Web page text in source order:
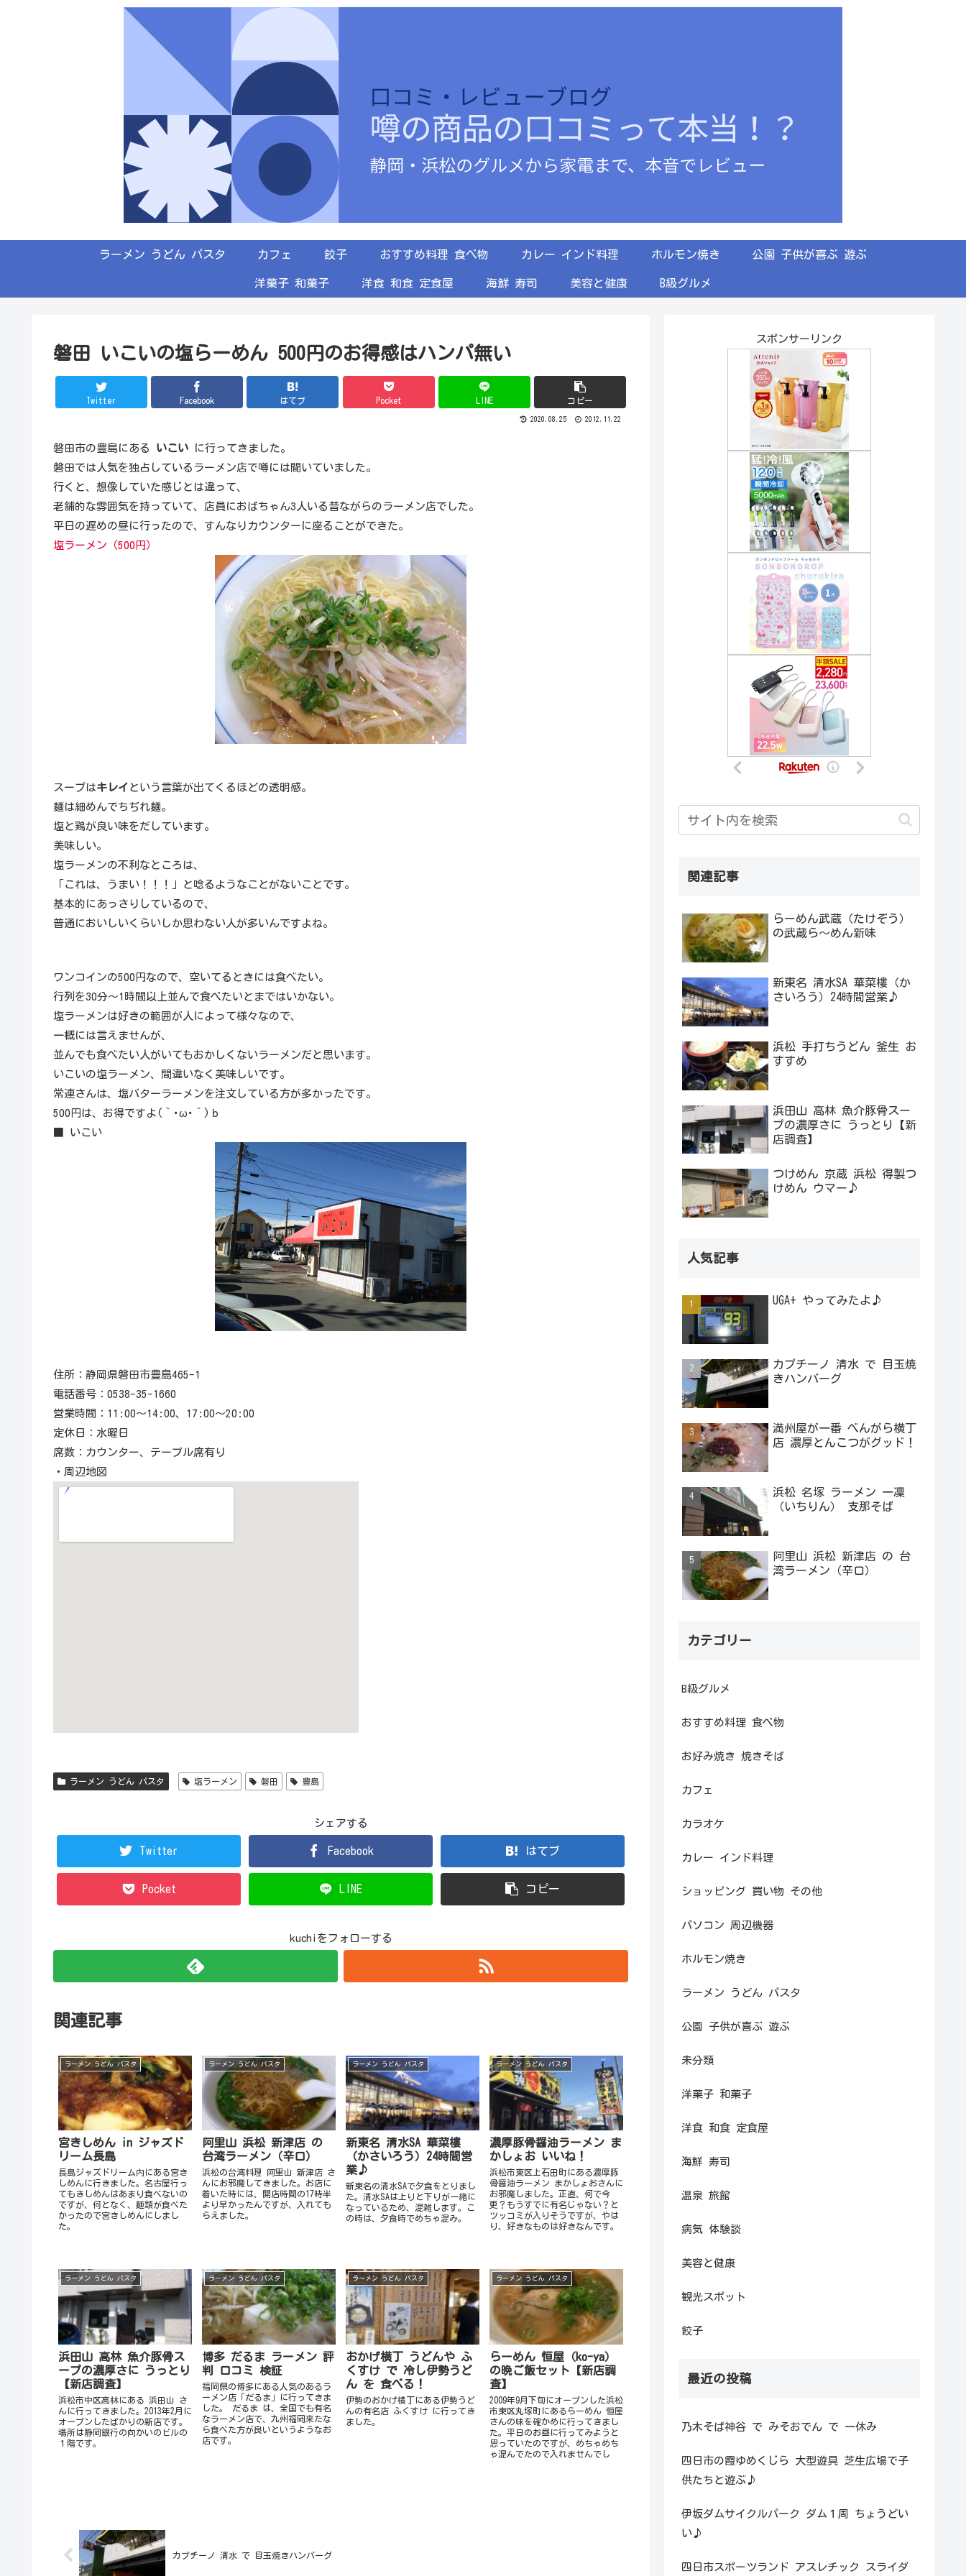
ラーメン うどん パスタ カフェ 餃子 おすすめ料理 食べ物 カレー インド料理 ホルモン焼き 公園 子供が喜ぶ 遊ぶ
洋菓子 和菓子 洋食 和食 定食屋 海鮮 寿司 美容と健康 B級グルメ
磐田 いこいの塩らーめん 500円のお得感はハンパ無い
Twitter Facebook はてブ Pocket LINE コピー
2020.08.25 2012.11.22
磐田市の豊島にある いこい に行ってきました。
磐田では人気を独占しているラーメン店で噂には聞いていました。
行くと、想像していた感じとは違って、
老舗的な雰囲気を持っていて、店員におばちゃん3人いる昔ながらのラーメン店でした。
平日の遅めの昼に行ったので、すんなりカウンターに座ることができた。
塩ラーメン（500円）
スープはキレイ という言葉が出てくるほどの透明感。
麺は細めんでちぢれ麺。
塩と鶏が良い味をだしています。
美味しい。
塩ラーメンの不利なところは、
「これは、うまい！！！」と唸るようなことがないことです。
基本的にあっさりしているので、
普通においしいくらいしか思わない人が多いんですよね。
ワンコインの500円なので、空いてるときには食べたい。
行列を30分～1時間以上並んで食べたいとまではいかない。
塩ラーメンは好きの範囲が人によって様々なので、
一概には言えませんが、
並んでも食べたい人がいてもおかしくないラーメンだと思います。
いこいの塩ラーメン、間違いなく美味しいです。
常連さんは、塩バターラーメンを注文している方が多かったです。
500円は、お得ですよ(｀･ω･´)ｂ
■ いこい
住所：静岡県磐田市豊島465-1
電話番号：0538-35-1660
営業時間：11:00～14:00、17:00～20:00
定休日：水曜日
席数：カウンター、テーブル席有り
・周辺地図
ラーメン うどん パスタ 塩ラーメン 磐田 豊島
シェアする
Twitter Facebook はてブ
Pocket LINE コピー
kuchiをフォローする
関連記事
ラーメン うどん パスタ
宮きしめん in ジャズド
リーム長島
長島ジャズドリーム内にある宮き
しめんに行きました。名古屋行っ
てもきしめんはあまり食べないの
ですが、何となく、麺類が食べた
かったので宮きしめんにしまし
た。
ラーメン うどん パスタ
阿里山 浜松 新津店 の
台湾ラーメン（辛口）
浜松の台湾料理 阿里山 新津店 さ
んにお邪魔してきました。お店に
着いた時には、開店時間の17時半
より早かったんですが、入れても
らえました。
ラーメン うどん パスタ
新東名 清水SA 華菜樓
（かさいろう）24時間営
業♪
新東名の清水SAで夕食をとりまし
た。清水SAは上りと下りが一緒に
なっているため、混雑します。こ
の時は、夕食時でめちゃ混み。
ラーメン うどん パスタ
濃厚豚骨醤油ラーメン ま
かしょお いいね！
浜松市東区上石田町にある濃厚豚
骨醤油ラーメン まかしょおさんに
お邪魔しました。正直、何で今
更？もうすでに有名じゃない？と
ツッコミが入りそうですが、やは
り、好きなものは好きなんです。
ラーメン うどん パスタ
浜田山 高林 魚介豚骨ス
ープの濃厚さに うっとり
【新店調査】
浜松市中区高林にある 浜田山 さ
んに行ってきました。2013年2月に
オープンしたばかりの新店です。
場所は静岡銀行の向かいのビルの
１階です。
ラーメン うどん パスタ
博多 だるま ラーメン 評
判 口コミ 検証
福岡県の博多にある人気のあるラ
ーメン店「だるま」に行ってきま
した。 だるま は、全国でも有名
なラーメン店で、九州福岡来たな
ら食べた方が良いというようなお
店です。
ラーメン うどん パスタ
おかげ横丁 うどんや ふ
くすけ で 冷し伊勢うど
ん を 食べる！
伊勢のおかげ横丁にある伊勢うど
んの有名店 ふくすけ に行ってき
ました。
ラーメン うどん パスタ
らーめん 恒屋（ko-ya）
の晩ご飯セット【新店調
査】
2009年9月下旬にオープンした浜松
市東区丸塚町にあるらーめん 恒屋
さんの味を確かめに行ってきまし
た。平日のお昼に行ってみようと
思っていたのですが、めちゃめち
ゃ混んでたので入れませんでし
た。
カプチーノ 清水 で 目玉焼きハンバーグ
スポンサーリンク
関連記事
らーめん武蔵（たけぞう）
の武蔵ら～めん新味
新東名 清水SA 華菜樓（か
さいろう）24時間営業♪
浜松 手打ちうどん 釜生 お
すすめ
浜田山 高林 魚介豚骨スー
プの濃厚さに うっとり【新
店調査】
つけめん 京蔵 浜松 得製つ
けめん ウマー♪
人気記事
UGA+ やってみたよ♪
カプチーノ 清水 で 目玉焼
きハンバーグ
満州屋が一番 べんがら横丁
店 濃厚とんこつがグッド！
浜松 名塚 ラーメン 一凜
（いちりん） 支那そば
阿里山 浜松 新津店 の 台
湾ラーメン（辛口）
カテゴリー
B級グルメ
おすすめ料理 食べ物
お好み焼き 焼きそば
カフェ
カラオケ
カレー インド料理
ショッピング 買い物 その他
パソコン 周辺機器
ホルモン焼き
ラーメン うどん パスタ
公園 子供が喜ぶ 遊ぶ
未分類
洋菓子 和菓子
洋食 和食 定食屋
海鮮 寿司
温泉 旅館
病気 体験談
美容と健康
観光スポット
餃子
最近の投稿
乃木そば神谷 で みそおでん で 一休み
四日市の霞ゆめくじら 大型遊具 芝生広場で子
供たちと遊ぶ♪
伊坂ダムサイクルパーク ダム１周 ちょうどい
い♪
四日市スポーツランド アスレチック スライダ